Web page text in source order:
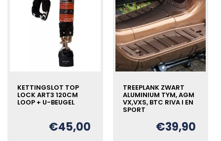
KETTINGSLOT TOP
LOCK ART3 120CM
LOOP + U-BEUGEL
€45,00
TREEPLANK ZWART
ALUMINIUM TYM, AGM
VX,VXS, BTC RIVA I EN
SPORT
€39,90